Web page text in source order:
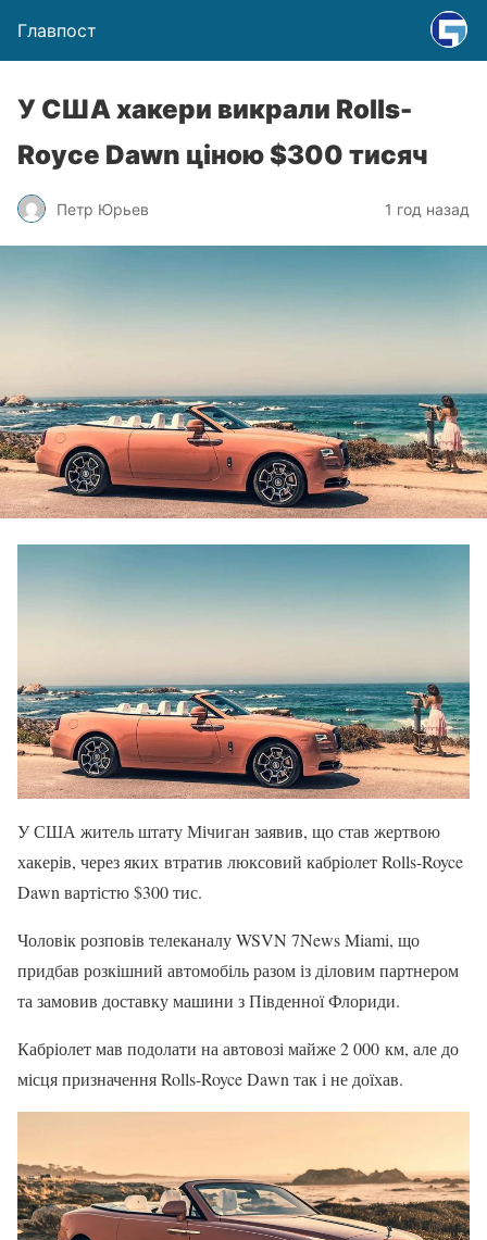
Главпост
У США хакери викрали Rolls-
Royce Dawn ціною $300 тисяч
Петр Юрьев 1 год назад
У США житель штату Мічиган заявив, що став жертвою
хакерів, через яких втратив люксовий кабріолет Rolls-Royce
Dawn вартістю $300 тис.
Чоловік розповів телеканалу WSVN 7News Miami, що
придбав розкішний автомобіль разом із діловим партнером
та замовив доставку машини з Південної Флориди.
Кабріолет мав подолати на автовозі майже 2 000 км, але до
місця призначення Rolls-Royce Dawn так і не доїхав.